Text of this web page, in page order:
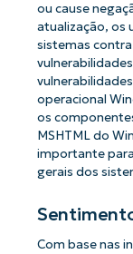
ou cause
atualização, os
sistemas
operacional
os
MSHTML do
importante
gerais dos
Com base nas